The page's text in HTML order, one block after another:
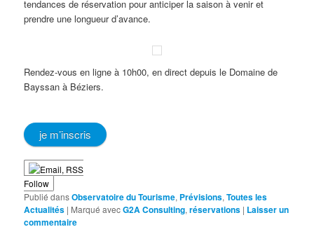
tendances de réservation pour anticiper la saison à venir et
prendre une longueur d’avance.
Rendez-vous en ligne à 10h00, en direct depuis le Domaine de
Bayssan à Béziers.
je m’inscris
Follow
Publié dansObservatoire du Tourisme, Prévisions,Toutes les
Actualités | Marqué avecG2A Consulting,réservations | Laisser un
commentaire